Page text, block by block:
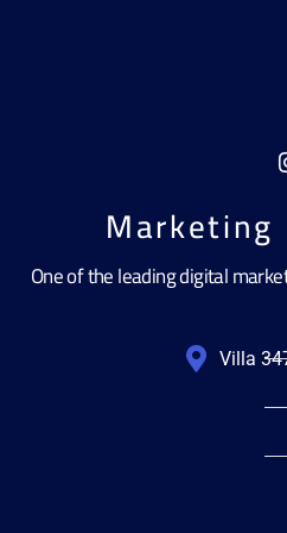
One of the leading digital
Villa